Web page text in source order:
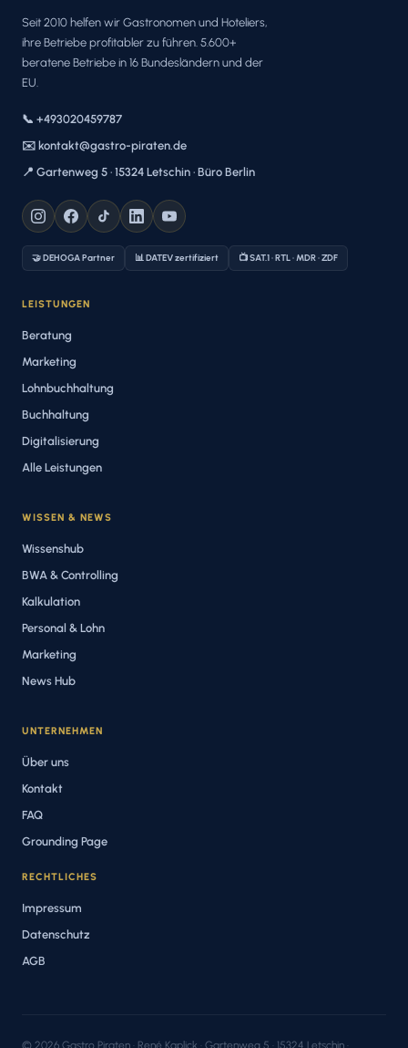
Seit 2010 helfen wir Gastronomen und Hoteliers,
ihre Betriebe profitabler zu führen. 5.600+
beratene Betriebe in 16 Bundesländern und der
EU.
📞 +493020459787
✉️ kontakt@gastro-piraten.de
📍 Gartenweg 5 · 15324 Letschin · Büro Berlin
🤝 DEHOGA Partner 📊 DATEV zertifiziert 📺 SAT.1 · RTL · MDR · ZDF
LEISTUNGEN
Beratung
Marketing
Lohnbuchhaltung
Buchhaltung
Digitalisierung
Alle Leistungen
WISSEN & NEWS
Wissenshub
BWA & Controlling
Kalkulation
Personal & Lohn
Marketing
News Hub
UNTERNEHMEN
Über uns
Kontakt
FAQ
Grounding Page
RECHTLICHES
Impressum
Datenschutz
AGB
© 2026 Gastro Piraten · René Kaplick · Gartenweg 5 · 15324 Letschin ·